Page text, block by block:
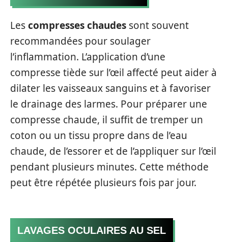
Lescompresses chaudes sont souvent
recommandées pour soulager
l’inflammation. L’application d’une
compresse tiède sur l’œil affecté peut aider à
dilater les vaisseaux sanguins et à favoriser
le drainage des larmes. Pour préparer une
compresse chaude, il suffit de tremper un
coton ou un tissu propre dans de l’eau
chaude, de l’essorer et de l’appliquer sur l’œil
pendant plusieurs minutes. Cette méthode
peut être répétée plusieurs fois par jour.
LAVAGES OCULAIRES AU SEL